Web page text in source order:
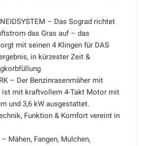
– Das Sograd richtet
das Gras auf – das
mit seinen 4 Klingen für DAS
in kürzester Zeit &
– Der Benzinrasenmäher mit
ist mit kraftvollem 4-Takt Motor mit
und 3,6 kW ausgestattet.
Funktion & Komfort vereint in
Mähen, Fangen, Mulchen,